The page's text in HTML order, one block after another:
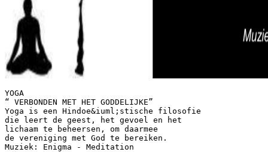
YOGA
“ VERBONDEN MET HET GODDELIJKE”
Yoga is een Hindoe&iuml;stische filosofie
die leert de geest, het gevoel en het
lichaam te beheersen, om daarmee
de vereniging met God te bereiken.
Muziek: Enigma - Meditation